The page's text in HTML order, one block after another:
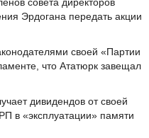
совета директоров
Эрдогана передать акции
своей «Партии
что Ататюрк завещал
дивидендов от своей
в «эксплуатации» памяти